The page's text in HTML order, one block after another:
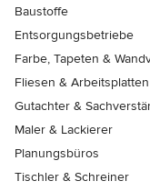
Baustoffe
Entsorgungsbetriebe
Farbe, Tapeten &
Fliesen & Arbeitsplatten
Gutachter &
Maler & Lackierer
Planungsbüros
Tischler & Schreiner